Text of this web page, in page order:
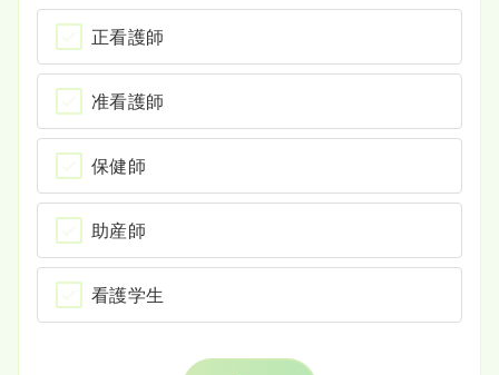
正看護師
准看護師
保健師
助産師
看護学生